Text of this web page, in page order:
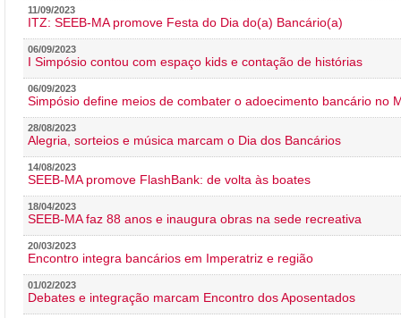
11/09/2023
ITZ: SEEB-MA promove Festa do Dia do(a) Bancário(a)
06/09/2023
I Simpósio contou com espaço kids e contação de histórias
06/09/2023
Simpósio define meios de combater o adoecimento bancário no
28/08/2023
Alegria, sorteios e música marcam o Dia dos Bancários
14/08/2023
SEEB-MA promove FlashBank: de volta às boates
18/04/2023
SEEB-MA faz 88 anos e inaugura obras na sede recreativa
20/03/2023
Encontro integra bancários em Imperatriz e região
01/02/2023
Debates e integração marcam Encontro dos Aposentados